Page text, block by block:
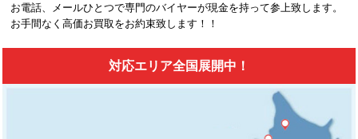
お電話、メールひとつで専門のバイヤーが現金を持って参上致します。
お手間なく高価お買取をお約束致します！！
対応エリア全国展開中！